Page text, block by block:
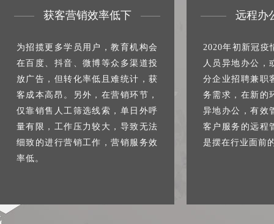
获客营销效率低下
为招揽更多学员用户，教育机构会
在百度、抖音、微博等众多渠道投
放广告，但转化率低且难统计，获
客成本高昂。另外，在营销环节，
仅靠销售人工筛选线索，单日外呼
量有限，工作压力较大，导致无法
细致的进行营销工作，营销服务效
率低。
远程办
2020年初新冠疫
人员异地办公，
分企业招聘兼职
务需求，在新的
异地办公，有效
客户服务的远程
是摆在行业面前